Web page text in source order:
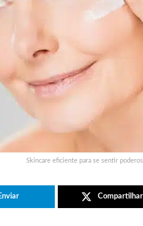
Skincare eficiente para se sentir
Compartilhar